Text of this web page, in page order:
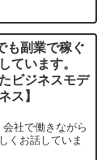
も副業で稼ぐ
ています。
ビジネスモデ
ス】
社で働きながら
くお話していま